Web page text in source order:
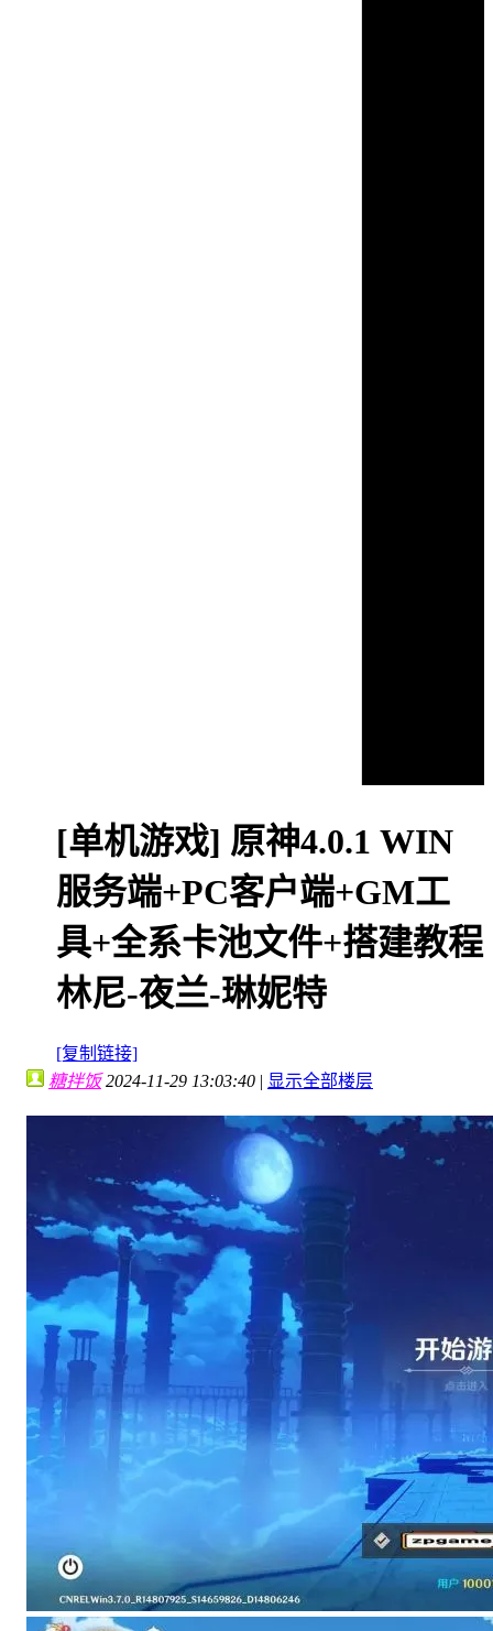
[单机游戏] 原神4.0.1 WIN
服务端+PC客户端+GM工
具+全系卡池文件+搭建教程
林尼-夜兰-琳妮特
[复制链接]
糖拌饭2024-11-29 13:03:40 | 显示全部楼层